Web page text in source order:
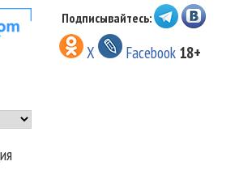
к основному
содержанию
Подписывайтесь:
X Facebook 18+